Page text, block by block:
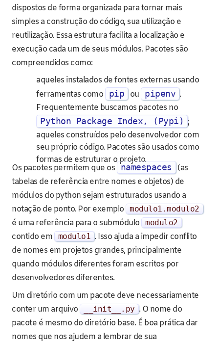
dispostos de forma organizada para tornar mais
simples a construção do código, sua utilização e
reutilização. Essa estrutura facilita a localização e
execução cada um de seus módulos. Pacotes são
compreendidos como:
aqueles instalados de fontes externas usando
ferramentas como
pip ou pipenv .
Frequentemente buscamos pacotes no
Python Package Index, (Pypi) ;
aqueles construídos pelo desenvolvedor com
seu próprio código. Pacotes são usados como
formas de estruturar o projeto.
Os pacotes permitem que os namespaces
(as
tabelas de referência entre nomes e objetos) de
módulos do python sejam estruturados usando a
notação de ponto. Por exemplo
modulo1 .modulo2
é uma referência para o submódulo modulo2
contido em modulo1 . Isso ajuda a impedir conflito
de nomes em projetos grandes, principalmente
quando módulos diferentes foram escritos por
desenvolvedores diferentes.
Um diretório com um pacote deve necessariamente
conter um arquivo
__init__ . py . O nome do
pacote é mesmo do diretório base. É boa prática dar
nomes que nos ajudem a lembrar de sua